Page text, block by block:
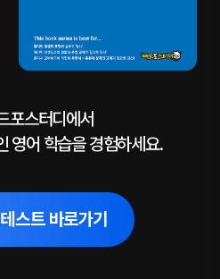
포스터디에서
영어 학습을 경험하세요.
스트 바로가기